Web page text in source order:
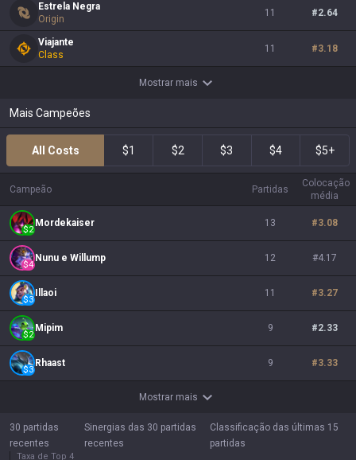
Estrela Negra
Origin
11 #2.64
Viajante
Class
11 #3.18
Mostrar mais
Mais Campeões
All Costs $1 $2 $3 $4 $5+
Campeão Partidas
Colocação
média
$2
Mordekaiser 13 #3.08
$4
Nunu e Willump 12 #4.17
$3
Illaoi 11 #3.27
$2
Mipim 9 #2.33
$3
Rhaast 9 #3.33
Mostrar mais
30 partidas
recentes
Taxa de Top 4
Sinergias das 30 partidas
recentes
Classificação das últimas 15
partidas